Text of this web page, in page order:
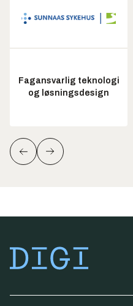
Fagansvarlig teknologi
og løsningsdesign